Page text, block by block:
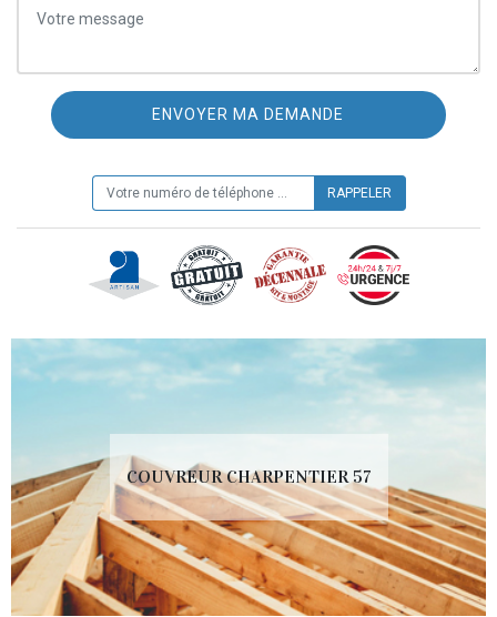
COUVREUR CHARPENTIER 57